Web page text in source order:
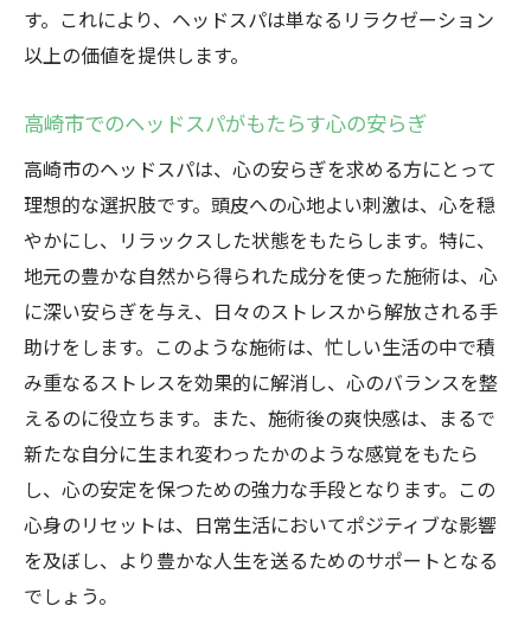
す。これにより、ヘッドスパは単なるリラクゼーション
以上の価値を提供します。
高崎市でのヘッドスパがもたらす心の安らぎ
高崎市のヘッドスパは、心の安らぎを求める方にとって
理想的な選択肢です。頭皮への心地よい刺激は、心を穏
やかにし、リラックスした状態をもたらします。特に、
地元の豊かな自然から得られた成分を使った施術は、心
に深い安らぎを与え、日々のストレスから解放される手
助けをします。このような施術は、忙しい生活の中で積
み重なるストレスを効果的に解消し、心のバランスを整
えるのに役立ちます。また、施術後の爽快感は、まるで
新たな自分に生まれ変わったかのような感覚をもたら
し、心の安定を保つための強力な手段となります。この
心身のリセットは、日常生活においてポジティブな影響
を及ぼし、より豊かな人生を送るためのサポートとなる
でしょう。